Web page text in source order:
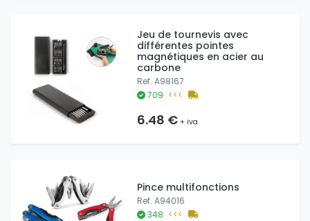
Jeu de tournevis avec
différentes pointes
magnétiques en acier au
carbone
Ref. A98167
709 <<<
6.48 €+ iva
Pince multifonctions
Ref. A94016
348 <<<